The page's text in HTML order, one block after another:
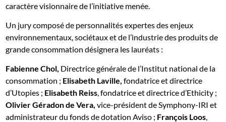
caractère visionnaire de l’initiative menée.
Un jury composé de personnalités expertes des enjeux
environnementaux, sociétaux et de l’industrie des produits de
grande consommation désignera les lauréats :
Fabienne Chol, Directrice générale de l’Institut national de la
consommation ; Elisabeth Laville, fondatrice et directrice
d’Utopies ; Elisabeth Reiss, fondatrice et directrice d’Ethicity ;
Olivier Géradon de Vera, vice-président de Symphony-IRI et
administrateur du fonds de dotation Aviso ; François Loos,